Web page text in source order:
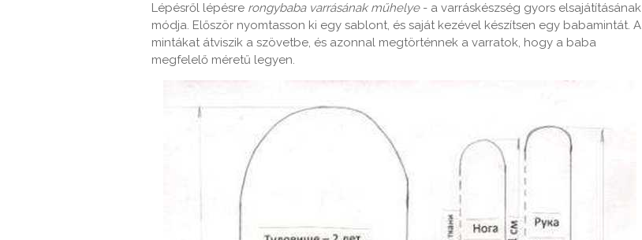
Lépésről lépésre rongybaba varrásának műhelye- a varráskészség gyors elsajátításának
módja. Először nyomtasson ki egy sablont, és saját kezével készítsen egy babamintát. A
mintákat átviszik a szövetbe, és azonnal megtörténnek a varratok, hogy a baba
megfelelő méretű legyen.